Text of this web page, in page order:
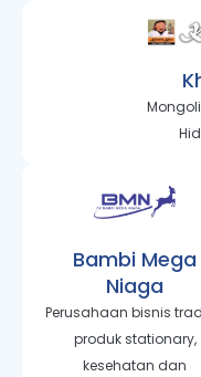
Bambi Mega
Niaga
Perusahaan bisnis
produk stationary,
kesehatan dan